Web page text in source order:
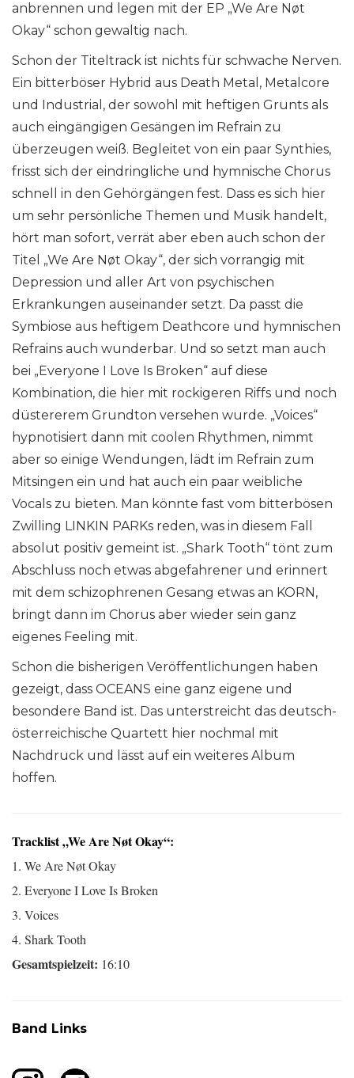
anbrennen und legen mit der EP „We Are Nøt
Okay“ schon gewaltig nach.
Schon der Titeltrack ist nichts für schwache Nerven.
Ein bitterböser Hybrid aus Death Metal, Metalcore
und Industrial, der sowohl mit heftigen Grunts als
auch eingängigen Gesängen im Refrain zu
überzeugen weiß. Begleitet von ein paar Synthies,
frisst sich der eindringliche und hymnische Chorus
schnell in den Gehörgängen fest. Dass es sich hier
um sehr persönliche Themen und Musik handelt,
hört man sofort, verrät aber eben auch schon der
Titel „We Are Nøt Okay“, der sich vorrangig mit
Depression und aller Art von psychischen
Erkrankungen auseinander setzt. Da passt die
Symbiose aus heftigem Deathcore und hymnischen
Refrains auch wunderbar. Und so setzt man auch
bei „Everyone I Love Is Broken“ auf diese
Kombination, die hier mit rockigeren Riffs und noch
düstererem Grundton versehen wurde. „Voices“
hypnotisiert dann mit coolen Rhythmen, nimmt
aber so einige Wendungen, lädt im Refrain zum
Mitsingen ein und hat auch ein paar weibliche
Vocals zu bieten. Man könnte fast vom bitterbösen
Zwilling LINKIN PARKs reden, was in diesem Fall
absolut positiv gemeint ist. „Shark Tooth“ tönt zum
Abschluss noch etwas abgefahrener und erinnert
mit dem schizophrenen Gesang etwas an KORN,
bringt dann im Chorus aber wieder sein ganz
eigenes Feeling mit.
Schon die bisherigen Veröffentlichungen haben
gezeigt, dass OCEANS eine ganz eigene und
besondere Band ist. Das unterstreicht das deutsch-
österreichische Quartett hier nochmal mit
Nachdruck und lässt auf ein weiteres Album
hoffen.
Tracklist „We Are Nøt Okay“:
1. We Are Nøt Okay
2. Everyone I Love Is Broken
3. Voices
4. Shark Tooth
Gesamtspielzeit: 16:10
Band Links